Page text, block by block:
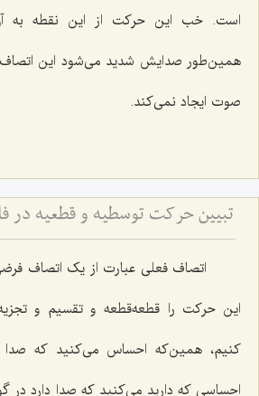
است. خب این حرکت از این نقطه به
همین‌طور صدایش شدید می‌شود این
صوت ایجاد نمی‌کند.
اتصاف فعلی عبارت از یک اتصاف
این حرکت را قطعه‌قطعه و تقسیم و
کنیم، همین‌که احساس می‌کنید که صدا
احساسی که دارید می‌کنید که صدا دارد در